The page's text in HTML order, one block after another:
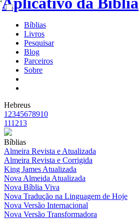
Bíblias
Livros
Pesquisar
Blog
Parceiros
Sobre
Hebreus
1 2345678910
111213
Bíblias
Almeira Revista e Atualizada
Almeira Revista e Corrigida
King James Atualizada
Nova Almeida Atualizada
Nova Bíblia Viva
Nova Tradução na Linguagem de Hoje
Nova Versão Internacional
Nova Versão Transformadora